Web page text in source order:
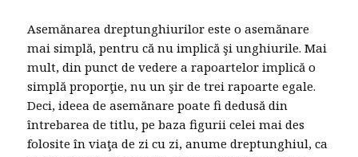
Asemănarea dreptunghiurilor este o asemănare
mai simplă, pentru că nu implică şi unghiurile. Mai
mult, din punct de vedere a rapoartelor implică o
simplă proporţie, nu un şir de trei rapoarte egale.
Deci, ideea de asemănare poate fi dedusă din
întrebarea de titlu, pe baza figurii celei mai des
folosite în viaţa de zi cu zi, anume dreptunghiul, ca